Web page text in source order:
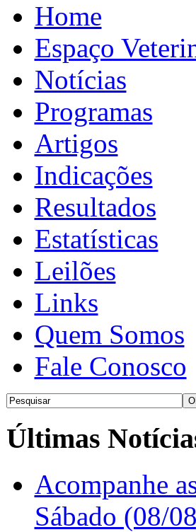
Home
Espaço
Notícias
Programas
Artigos
Indicações
Resultados
Estatísticas
Leilões
Links
Quem Somos
Fale Conosco
Últimas
Acompanhe
Sábado (08/